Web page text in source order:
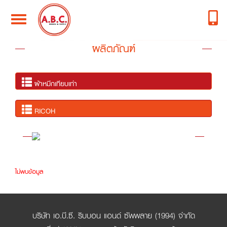
Toggle
navigation
ผลิตภัณฑ์
ผ้าหมึกเทียบเท่า
RICOH
ไม่พบข้อมูล
บริษัท เอ.บี.ซี. ริบบอน แอนด์ ซัพพลาย (1994) จำกัด